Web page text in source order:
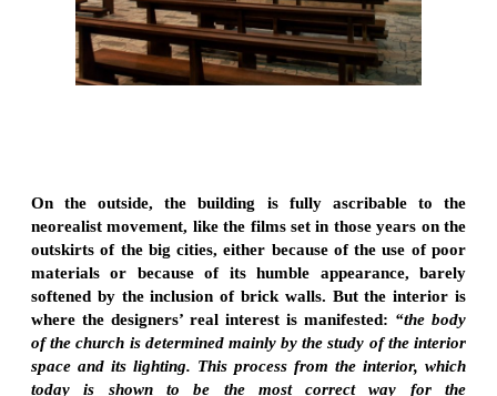
On the outside, the building is fully ascribable to the
neorealist movement, like the films set in those years on the
outskirts of the big cities, either because of the use of poor
materials or because of its humble appearance, barely
softened by the inclusion of brick walls. But the interior is
where the designers’ real interest is manifested: “the body
of the church is determined mainly by the study of the interior
space and its lighting. This process from the interior, which
today is shown to be the most correct way for the